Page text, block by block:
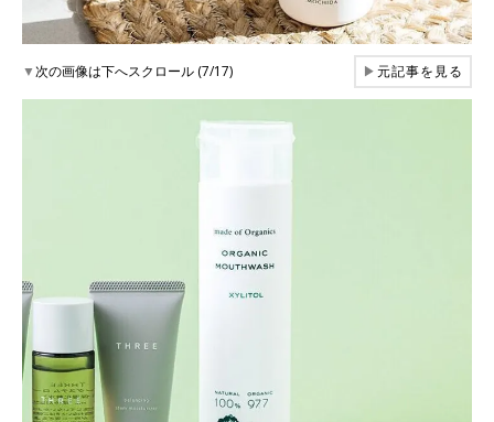
▼次の画像は下へスクロール (7/17) ▶元記事を見る